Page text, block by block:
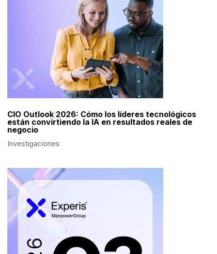
CIO Outlook 2026: Cómo los líderes tecnológicos
están convirtiendo la IA en resultados reales de
negocio
Investigaciones